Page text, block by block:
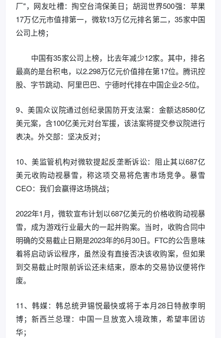
厂"，网友吐槽：掏空台湾保美日；胡润世界500强：苹果
17万亿元市值排第一，微软13万亿元排名第二，35家中国
公司上榜；
中国有35家公司上榜，比去年减少12家。其中，排名
最高的是台积电，以2.298万亿元价值排在第17位。腾讯控
股、字节跳动、阿里巴巴、宁德时代排在中国企业2-5位。
9、美国众议院通过创纪录国防开支法案：金额达8580亿
美元案，含100亿美元对台军援，该法案将提交参议院进行
表决。外交部：坚决反对；
10、美监管机构对微软提起反垄断诉讼：阻止其以687亿
美元收购动视暴雪，称这项交易将危害市场竞争。暴雪
CEO：我们会赢得这场挑战；
2022年1月，微软宣布计划以687亿美元的价格收购动视暴
雪，成为游戏行业最大的一起并购案。当时，收购合同中
明确的交易截止日期是2023年的6月30日。FTC的公告意味
着将启动诉讼程序，虽然没有直接否决该收购案，但如果
到交易截止时限前诉讼还未结束，原本的交易协议便将作
废。
11、韩媒：韩总统尹锡悦最快或将于本月28日特赦李明
博；新西兰总理：中国一旦放宽入境政策，希望率团访
华；